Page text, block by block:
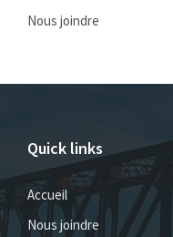
Nous joindre
Quick links
Accueil
Nous joindre